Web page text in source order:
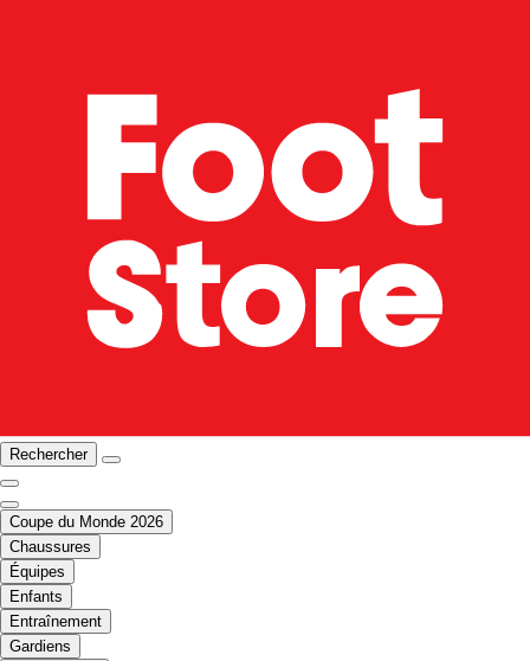
Rechercher
Coupe du Monde 2026
Chaussures
Équipes
Enfants
Entraînement
Gardiens